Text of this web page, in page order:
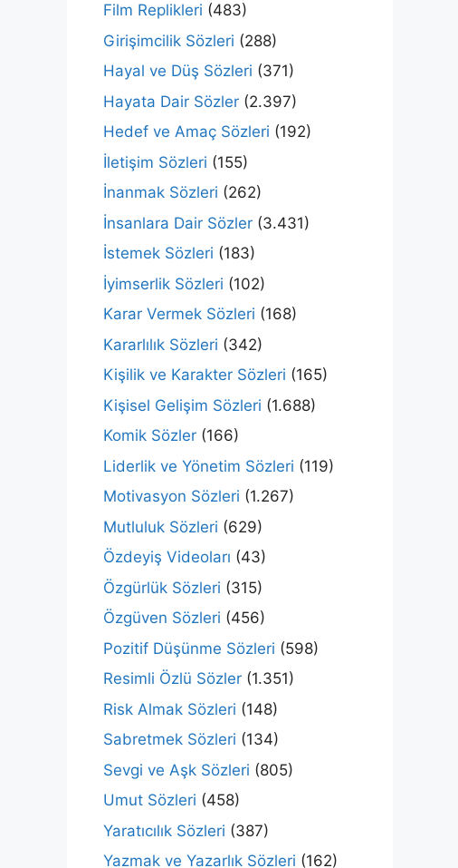
Film Replikleri (483)
Girişimcilik Sözleri (288)
Hayal ve Düş Sözleri (371)
Hayata Dair Sözler (2.397)
Hedef ve Amaç Sözleri (192)
İletişim Sözleri (155)
İnanmak Sözleri (262)
İnsanlara Dair Sözler (3.431)
İstemek Sözleri (183)
İyimserlik Sözleri (102)
Karar Vermek Sözleri (168)
Kararlılık Sözleri (342)
Kişilik ve Karakter Sözleri (165)
Kişisel Gelişim Sözleri (1.688)
Komik Sözler (166)
Liderlik ve Yönetim Sözleri (119)
Motivasyon Sözleri (1.267)
Mutluluk Sözleri (629)
Özdeyiş Videoları (43)
Özgürlük Sözleri (315)
Özgüven Sözleri (456)
Pozitif Düşünme Sözleri (598)
Resimli Özlü Sözler (1.351)
Risk Almak Sözleri (148)
Sabretmek Sözleri (134)
Sevgi ve Aşk Sözleri (805)
Umut Sözleri (458)
Yaratıcılık Sözleri (387)
Yazmak ve Yazarlık Sözleri (162)